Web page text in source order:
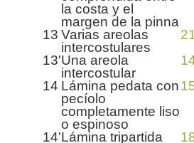
la costa y el
margen de la pinna
13 Varias areolas
intercostulares
13'Una areola
intercostular
14 Lámina pedata con
pecíolo
completamente liso
o espinoso
14'Lámina tripartida